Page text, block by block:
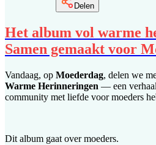
Delen
Het album vol warme
Samen gemaakt voor
Vandaag, op Moederdag, delen we
Warme Herinneringen — een
community met liefde voor moeders
Dit album gaat over moeders.